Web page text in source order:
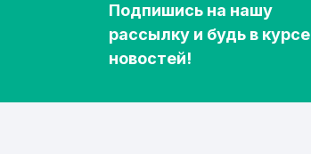
Подпишись на нашу
рассылку и будь в курсе
новостей!